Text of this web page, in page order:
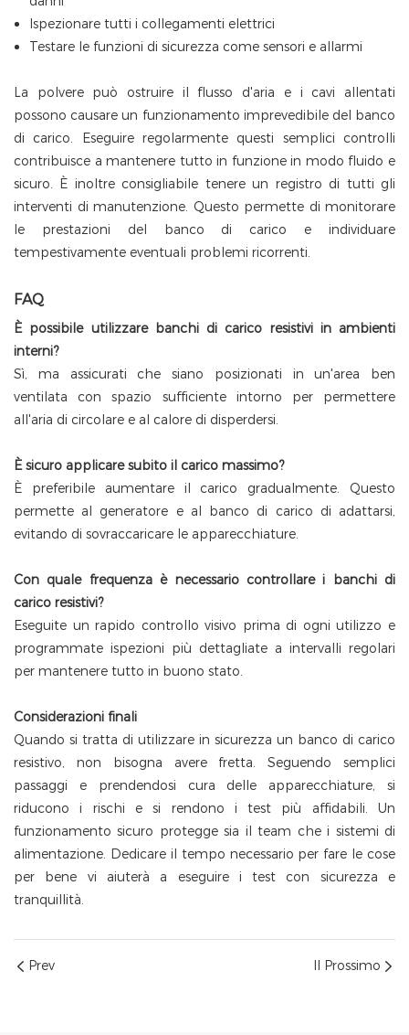
Ispezionare tutti i collegamenti elettrici
Testare le funzioni di sicurezza come sensori e allarmi
La polvere può ostruire il flusso d'aria e i cavi allentati
possono causare un funzionamento imprevedibile del banco
di carico. Eseguire regolarmente questi semplici controlli
contribuisce a mantenere tutto in funzione in modo fluido e
sicuro. È inoltre consigliabile tenere un registro di tutti gli
interventi di manutenzione. Questo permette di monitorare
le prestazioni del banco di carico e individuare
tempestivamente eventuali problemi ricorrenti.
FAQ
È possibile utilizzare banchi di carico resistivi in ​​ambienti
interni?
Sì, ma assicurati che siano posizionati in un'area ben
ventilata con spazio sufficiente intorno per permettere
all'aria di circolare e al calore di disperdersi.
È sicuro applicare subito il carico massimo?
È preferibile aumentare il carico gradualmente. Questo
permette al generatore e al banco di carico di adattarsi,
evitando di sovraccaricare le apparecchiature.
Con quale frequenza è necessario controllare i banchi di
carico resistivi?
Eseguite un rapido controllo visivo prima di ogni utilizzo e
programmate ispezioni più dettagliate a intervalli regolari
per mantenere tutto in buono stato.
Considerazioni finali
Quando si tratta di utilizzare in sicurezza un banco di carico
resistivo, non bisogna avere fretta. Seguendo semplici
passaggi e prendendosi cura delle apparecchiature, si
riducono i rischi e si rendono i test più affidabili. Un
funzionamento sicuro protegge sia il team che i sistemi di
alimentazione. Dedicare il tempo necessario per fare le cose
per bene vi aiuterà a eseguire i test con sicurezza e
tranquillità.
Prev Il Prossimo